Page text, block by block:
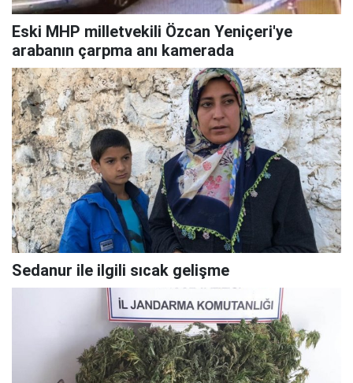
Eski MHP milletvekili Özcan Yeniçeri'ye
arabanın çarpma anı kamerada
Sedanur ile ilgili sıcak gelişme